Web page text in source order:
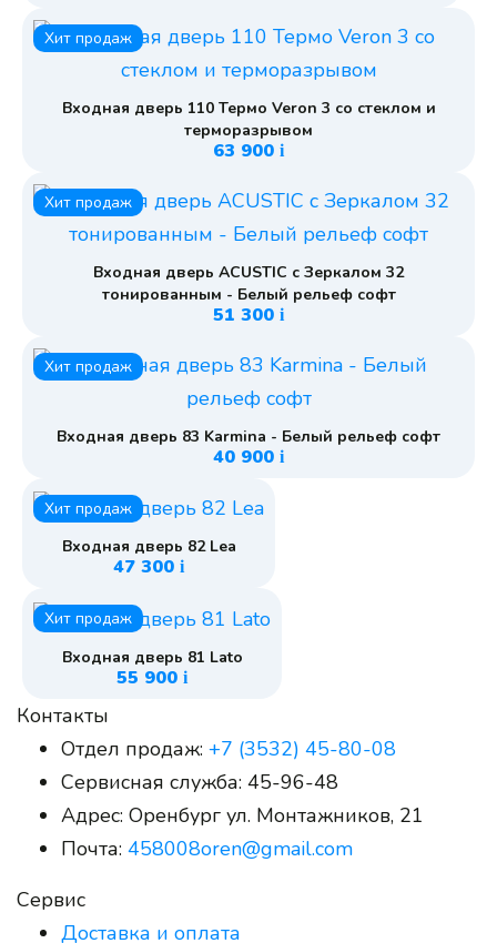
Хит продаж
Входная дверь 110 Термо Veron 3 со стеклом и
терморазрывом
63 900 i
Хит продаж
Входная дверь ACUSTIC с Зеркалом 32
тонированным - Белый рельеф софт
51 300 i
Хит продаж
Входная дверь 83 Karmina - Белый рельеф софт
40 900 i
Хит продаж
Входная дверь 82 Lea
47 300 i
Хит продаж
Входная дверь 81 Lato
55 900 i
Контакты
Отдел продаж: +7 (3532) 45-80-08
Сервисная служба: 45-96-48
Адрес: Оренбург ул. Монтажников, 21
Почта: 458008oren@gmail.com
Сервис
Доставка и оплата